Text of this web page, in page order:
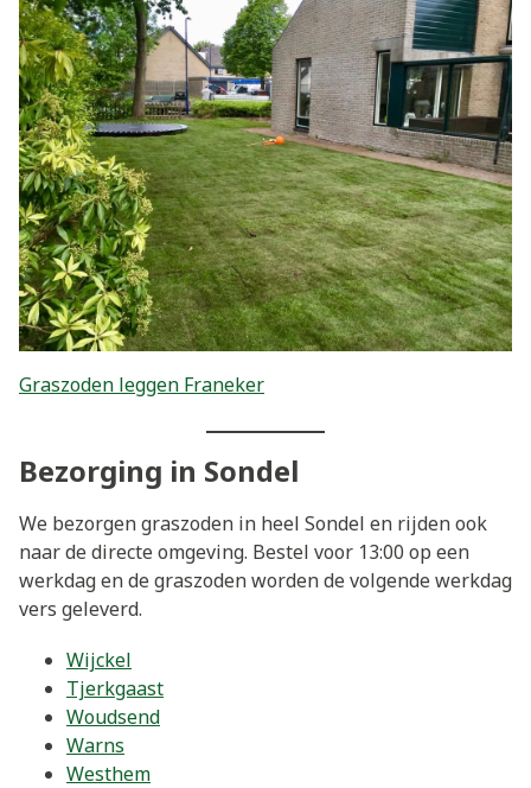
Graszoden leggen Franeker
Bezorging in Sondel
We bezorgen graszoden in heel Sondel en rijden ook
naar de directe omgeving. Bestel voor 13:00 op een
werkdag en de graszoden worden de volgende werkdag
vers geleverd.
Wijckel
Tjerkgaast
Woudsend
Warns
Westhem